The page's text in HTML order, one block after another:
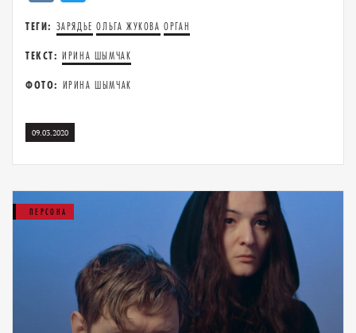
ТЕГИ: ЗАРЯДЬЕ ОЛЬГА ЖУКОВА ОРГАН
ТЕКСТ: ИРИНА ШЫМЧАК
ФОТО: ИРИНА ШЫМЧАК
09.03.2020
ПЕРСОНА